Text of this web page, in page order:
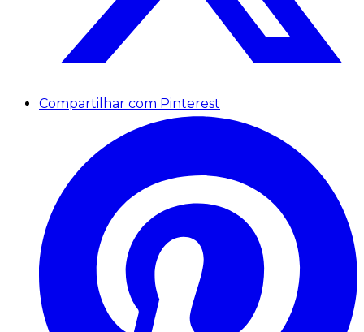
Compartilhar com Pinterest